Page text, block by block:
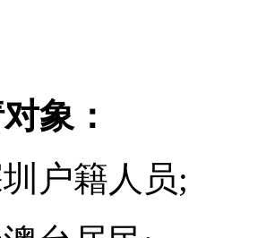
象：
籍人员;